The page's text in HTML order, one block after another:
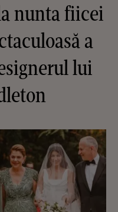
nunta fiicei
a
lui